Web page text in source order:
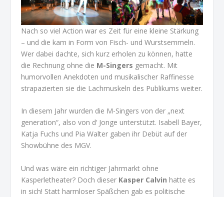
Nach so viel Action war es Zeit für eine kleine Stärkung
– und die kam in Form von Fisch- und Wurstsemmeln.
Wer dabei dachte, sich kurz erholen zu können, hatte
die Rechnung ohne die M-Singers gemacht. Mit
humorvollen Anekdoten und musikalischer Raffinesse
strapazierten sie die Lachmuskeln des Publikums weiter.
In diesem Jahr wurden die M-Singers von der „next
generation“, also von d‘ Jonge unterstützt. Isabell Bayer,
Katja Fuchs und Pia Walter gaben ihr Debüt auf der
Showbühne des MGV.
Und was wäre ein richtiger Jahrmarkt ohne
Kasperletheater? Doch dieser Kasper Calvin hatte es
in sich! Statt harmloser Späßchen gab es politische